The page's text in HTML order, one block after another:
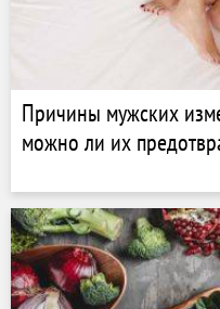
Причины мужских
можно ли их